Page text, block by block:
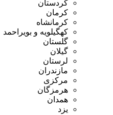
کردستان
کرمان
کرمانشاه
کهگیلویه و بویراحمد
گلستان
گیلان
لرستان
مازندران
مرکزی
هرمزگان
همدان
یزد